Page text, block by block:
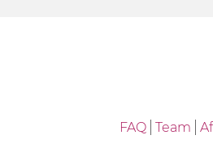
FAQ Team